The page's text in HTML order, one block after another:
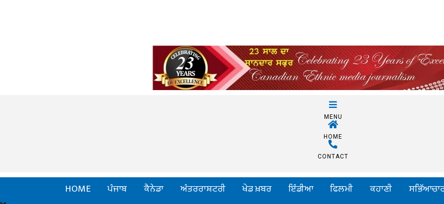
MENU
HOME
CONTACT
HOME ਪੰਜਾਬ ਕੈਨੇਡਾ ਅੰਤਰਰਾਸ਼ਟਰੀ ਖੇਡ ਖ਼ਬਰ ਇੰਡੀਆ ਫਿਲਮੀ ਕਹਾਣੀ